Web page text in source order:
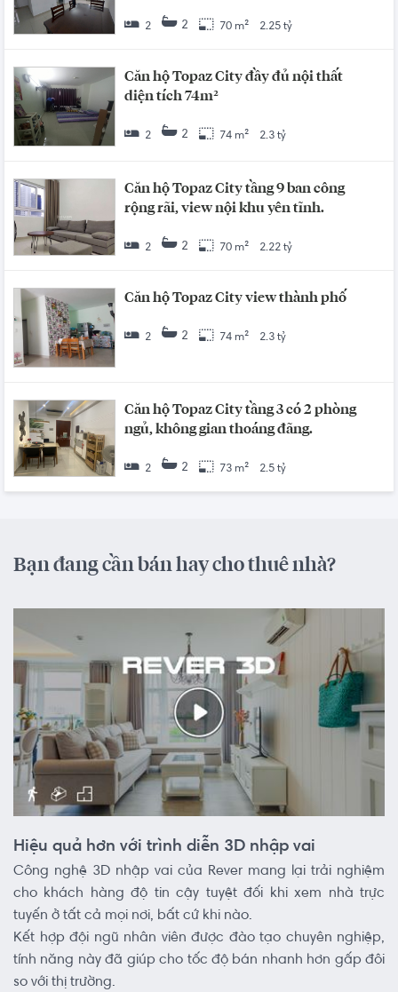
2 2 70 m² 2.25 tỷ
Căn hộ Topaz City đầy đủ nội thất
diện tích 74m²
2 2 74 m² 2.3 tỷ
Căn hộ Topaz City tầng 9 ban công
rộng rãi, view nội khu yên tĩnh.
2 2 70 m² 2.22 tỷ
Căn hộ Topaz City view thành phố
2 2 74 m² 2.3 tỷ
Căn hộ Topaz City tầng 3 có 2 phòng
ngủ, không gian thoáng đãng.
2 2 73 m² 2.5 tỷ
Bạn đang cần bán hay cho thuê nhà?
Hiệu quả hơn với trình diễn 3D nhập vai
Công nghệ 3D nhập vai của Rever mang lại trải nghiệm
cho khách hàng độ tin cậy tuyệt đối khi xem nhà trực
tuyến ở tất cả mọi nơi, bất cứ khi nào.
Kết hợp đội ngũ nhân viên được đào tạo chuyên nghiệp,
tính năng này đã giúp cho tốc độ bán nhanh hơn gấp đôi
so với thị trường.